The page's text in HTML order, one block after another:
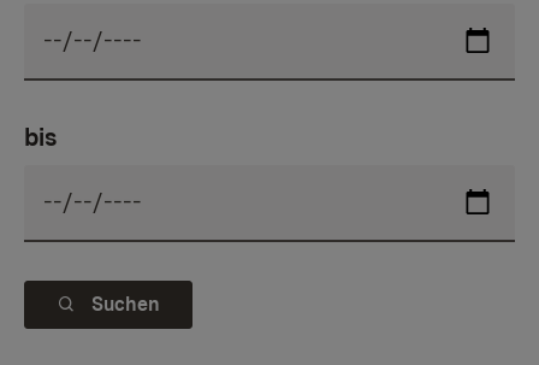
bis
Suchen